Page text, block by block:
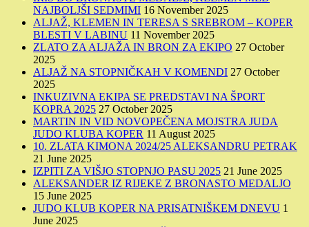
NAJBOLJŠI SEDMIMI 16 November 2025
ALJAŽ, KLEMEN IN TERESA S SREBROM – KOPER
BLESTI V LABINU 11 November 2025
ZLATO ZA ALJAŽA IN BRON ZA EKIPO 27 October
2025
ALJAŽ NA STOPNIČKAH V KOMENDI 27 October
2025
INKUZIVNA EKIPA SE PREDSTAVI NA ŠPORT
KOPRA 2025 27 October 2025
MARTIN IN VID NOVOPEČENA MOJSTRA JUDA
JUDO KLUBA KOPER 11 August 2025
10. ZLATA KIMONA 2024/25 ALEKSANDRU PETRAK
21 June 2025
IZPITI ZA VIŠJO STOPNJO PASU 2025 21 June 2025
ALEKSANDER IZ RIJEKE Z BRONASTO MEDALJO
15 June 2025
JUDO KLUB KOPER NA PRISATNIŠKEM DNEVU 1
June 2025